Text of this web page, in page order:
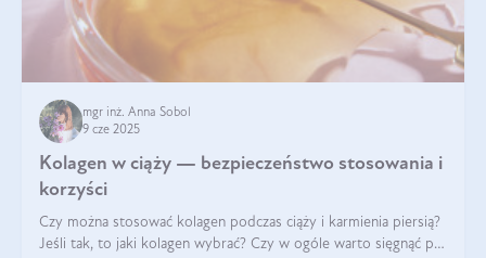
mgr inż. Anna Sobol
9 cze 2025
Kolagen w ciąży — bezpieczeństwo stosowania i
korzyści
Czy można stosować kolagen podczas ciąży i karmienia piersią?
Jeśli tak, to jaki kolagen wybrać? Czy w ogóle warto sięgnąć po